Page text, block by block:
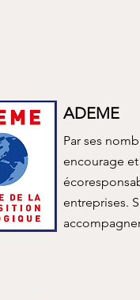
ADEME
Par ses
encourage
entreprises.